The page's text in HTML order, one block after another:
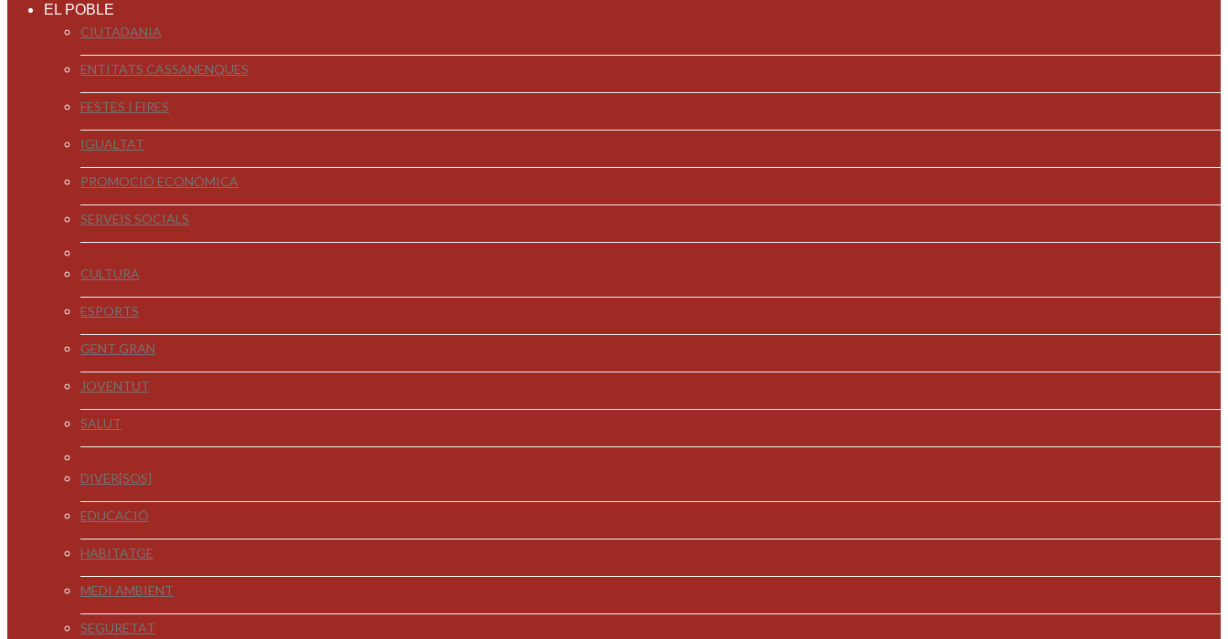
EL POBLE
CIUTADANIA
ENTITATS CASSANENQUES
FESTES I FIRES
IGUALTAT
PROMOCIÓ ECONÒMICA
SERVEIS SOCIALS
CULTURA
ESPORTS
GENT GRAN
JOVENTUT
SALUT
DIVER[SOS]
EDUCACIÓ
HABITATGE
MEDI AMBIENT
SEGURETAT